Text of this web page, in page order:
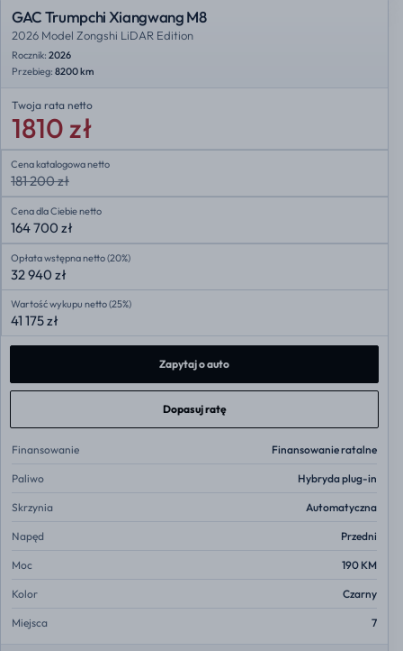
GAC Trumpchi Xiangwang M8
2026 Model Zongshi LiDAR Edition
Rocznik: 2026
Przebieg: 8200 km
Twoja rata netto
1810 zł
Cena katalogowa netto
181 200 zł
Cena dla Ciebie netto
164 700 zł
Opłata wstępna netto (20%)
32 940 zł
Wartość wykupu netto (25%)
41 175 zł
Zapytaj o auto
Dopasuj ratę
Finansowanie Finansowanie ratalne
Paliwo Hybryda plug-in
Skrzynia Automatyczna
Napęd Przedni
Moc 190 KM
Kolor Czarny
Miejsca 7